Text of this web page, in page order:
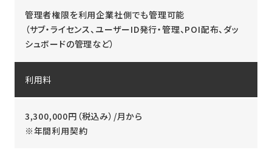
管理者権限を利用企業社側でも管理可能
（サブ・ライセンス、ユーザーID発行・管理、POI配布、ダッ
シュボードの管理など）
利用料
3,300,000円（税込み）/月から
※年間利用契約